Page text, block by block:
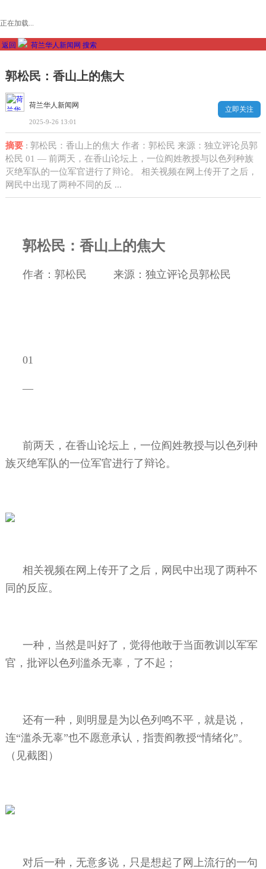
正在加载...
返回 荷兰华人新闻网 搜索
郭松民：香山上的焦大
荷兰华人新闻网
2025-9-26 13:01
立即关注
摘要: 郭松民：香山上的焦大 作者：郭松民 来源：独立评论员郭
松民 01 — 前两天，在香山论坛上，一位阎姓教授与以色列种族
灭绝军队的一位军官进行了辩论。 相关视频在网上传开了之后，
网民中出现了两种不同的反 ...
郭松民：香山上的焦大
作者：郭松民 来源：独立评论员郭松民
01
—
前两天，在香山论坛上，一位阎姓教授与以色列种
族灭绝军队的一位军官进行了辩论。
相关视频在网上传开了之后，网民中出现了两种不
同的反应。
一种，当然是叫好了，觉得他敢于当面教训以军军
官，批评以色列滥杀无辜，了不起；
还有一种，则明显是为以色列鸣不平，就是说，
连“滥杀无辜”也不愿意承认，指责阎教授“情绪化”。
（见截图）
对后一种，无意多说，只是想起了网上流行的一句